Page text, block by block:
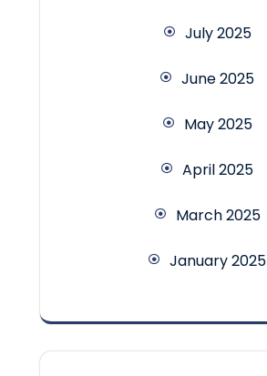
July 2025
June 2025
May 2025
April 2025
March 2025
January 2025